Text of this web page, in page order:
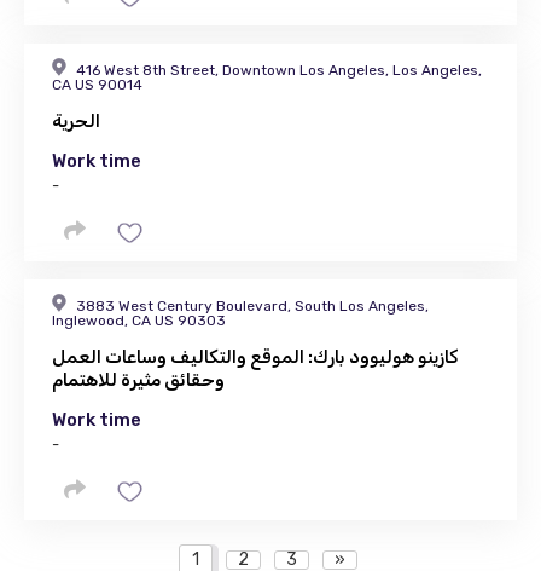
416 West 8th Street, Downtown Los Angeles, Los Angeles,
CA US 90014
الحرية
Work time
-
3883 West Century Boulevard, South Los Angeles,
Inglewood, CA US 90303
كازينو هوليوود بارك: الموقع والتكاليف وساعات العمل
وحقائق مثيرة للاهتمام
Work time
-
1 2 3 »